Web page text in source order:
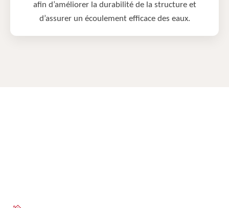
afin d’améliorer la durabilité de la structure et
d’assurer un écoulement efficace des eaux.